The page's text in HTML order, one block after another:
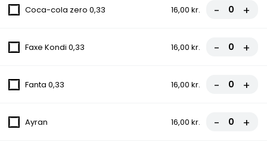
fra 95,00 kr.
11. Hawaii Pizza
fra 81,00 kr.
12. La Bolognes Pizza
Coca-cola zero 0,33 16,00 kr. - +
Faxe Kondi 0,33 16,00 kr. - +
Fanta 0,33 16,00 kr. - +
Ayran 16,00 kr. - +